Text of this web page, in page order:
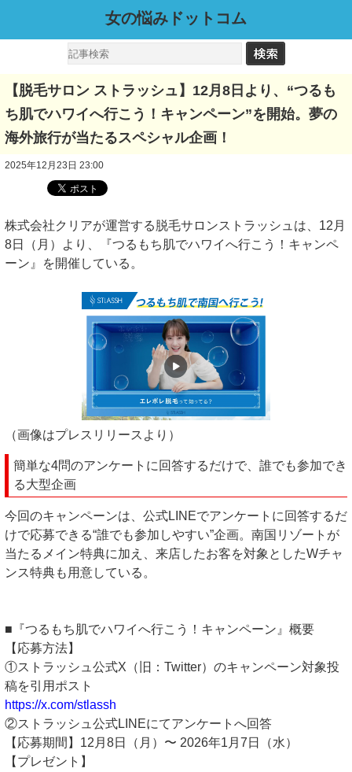
女の悩みドットコム
【脱毛サロン ストラッシュ】12月8日より、“つるも
ち肌でハワイへ行こう！キャンペーン”を開始。夢の
海外旅行が当たるスペシャル企画！
2025年12月23日 23:00
株式会社クリアが運営する脱毛サロンストラッシュは、12月
8日（月）より、『つるもち肌でハワイへ行こう！キャンペ
ーン』を開催している。
（画像はプレスリリースより）
簡単な4問のアンケートに回答するだけで、誰でも参加でき
る大型企画
今回のキャンペーンは、公式LINEでアンケートに回答するだ
けで応募できる“誰でも参加しやすい”企画。南国リゾートが
当たるメイン特典に加え、来店したお客を対象としたWチャ
ンス特典も用意している。
■『つるもち肌でハワイへ行こう！キャンペーン』概要
【応募方法】
①ストラッシュ公式X（旧：Twitter）のキャンペーン対象投
稿を引用ポスト
https://x.com/stlassh
②ストラッシュ公式LINEにてアンケートへ回答
【応募期間】12月8日（月）〜 2026年1月7日（水）
【プレゼント】